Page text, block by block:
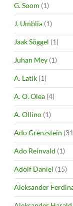
G. Soom (1)
J. Umblia (1)
Jaak Sõggel (1)
Juhan Mey (1)
A. Latik (1)
A. O. Olea (4)
A. Ollino (1)
Ado Grenzstein
Ado Reinvald (1)
Adolf Daniel (15)
Aleksander